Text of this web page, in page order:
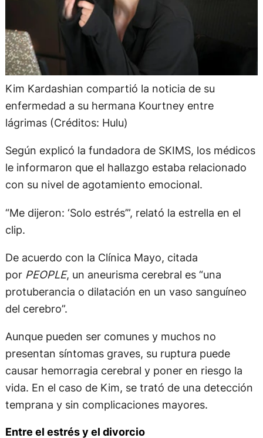
Kim Kardashian compartió la noticia de su
enfermedad a su hermana Kourtney entre
lágrimas (Créditos: Hulu)
Según explicó la fundadora de SKIMS, los médicos
le informaron que el hallazgo estaba relacionado
con su nivel de agotamiento emocional.
“Me dijeron: ‘Solo estrés’”, relató la estrella en el
clip.
De acuerdo con la Clínica Mayo, citada
por PEOPLE, un aneurisma cerebral es “una
protuberancia o dilatación en un vaso sanguíneo
del cerebro”.
Aunque pueden ser comunes y muchos no
presentan síntomas graves, su ruptura puede
causar hemorragia cerebral y poner en riesgo la
vida. En el caso de Kim, se trató de una detección
temprana y sin complicaciones mayores.
Entre el estrés y el divorcio